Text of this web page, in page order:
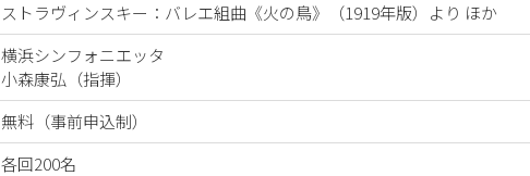
ストラヴィンスキー：バレエ組曲《火の鳥》（1919年版）より ほか
横浜シンフォニエッタ
小森康弘（指揮）
無料（事前申込制）
各回200名